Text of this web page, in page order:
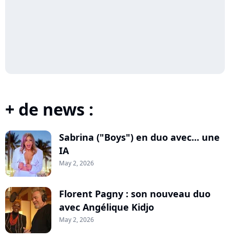
+ de news :
Sabrina ("Boys") en duo avec... une
IA
May 2, 2026
Florent Pagny : son nouveau duo
avec Angélique Kidjo
May 2, 2026